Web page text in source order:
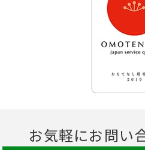
お気軽にお問い